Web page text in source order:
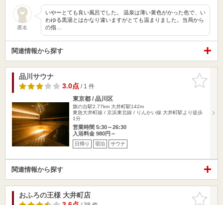
匿名
いやーとても良い風呂でした。 温泉は薄い黄色がかった色で、い
わゆる黒湯とはかなり違いますがとても温まりました。当局から
の指…
関連情報から探す
お気に入
りに追加
品川サウナ
3.0点/ 1 件
東京都 / 品川区
旗の台駅2.77km 大井町駅142m
東急大井町線 / 京浜東北線 / りんかい線 大井町駅より徒歩
1分
営業時間 5:30～26:30
入浴料金 980円～
日帰り 宿泊 サウナ
関連情報から探す
お気に入
りに追加
おふろの王様 大井町店